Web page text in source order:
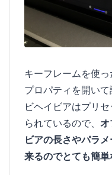
キーフレームを使
プロパティを開いて
ビヘイビアはプリ
られているので、
ビアの長さやパラ
来るのでとても簡単